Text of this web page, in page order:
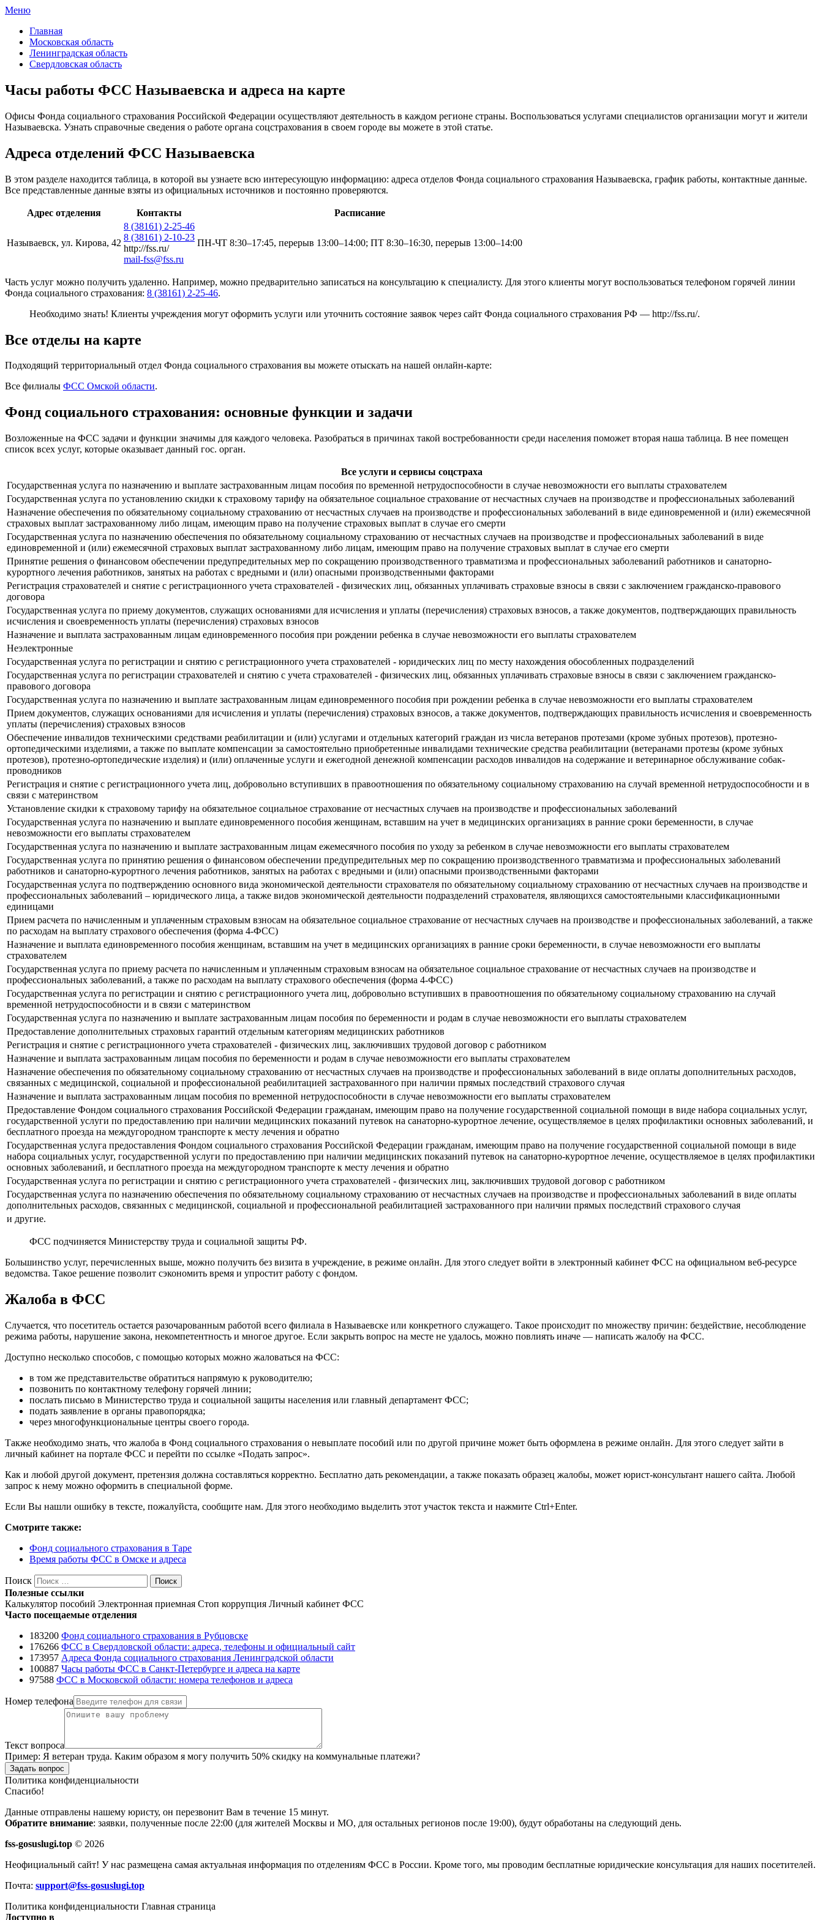
Меню
Главная
Московская область
Ленинградская область
Свердловская область
Часы работы ФСС Называевска и адреса на карте
Офисы Фонда социального страхования Российской Федерации осуществляют деятельность в каждом регионе страны. Воспользоваться услугами специалистов организации могут и жители
Называевска. Узнать справочные сведения о работе органа соцстрахования в своем городе вы можете в этой статье.
Адреса отделений ФСС Называевска
В этом разделе находится таблица, в которой вы узнаете всю интересующую информацию: адреса отделов Фонда социального страхования Называевска, график работы, контактные данные.
Все представленные данные взяты из официальных источников и постоянно проверяются.
Адрес отделения Контакты Расписание
Называевск, ул. Кирова, 42
8 (38161) 2-25-46
8 (38161) 2-10-23
http://fss.ru/
mail-fss@fss.ru
ПН-ЧТ 8:30–17:45, перерыв 13:00–14:00; ПТ 8:30–16:30, перерыв 13:00–14:00
Часть услуг можно получить удаленно. Например, можно предварительно записаться на консультацию к специалисту. Для этого клиенты могут воспользоваться телефоном горячей линии
Фонда социального страхования: 8 (38161) 2-25-46.
Необходимо знать! Клиенты учреждения могут оформить услуги или уточнить состояние заявок через сайт Фонда социального страхования РФ — http://fss.ru/.
Все отделы на карте
Подходящий территориальный отдел Фонда социального страхования вы можете отыскать на нашей онлайн-карте:
Все филиалы ФСС Омской области.
Фонд социального страхования: основные функции и задачи
Возложенные на ФСС задачи и функции значимы для каждого человека. Разобраться в причинах такой востребованности среди населения поможет вторая наша таблица. В нее помещен
список всех услуг, которые оказывает данный гос. орган.
Все услуги и сервисы соцстраха
Государственная услуга по назначению и выплате застрахованным лицам пособия по временной нетрудоспособности в случае невозможности его выплаты страхователем
Государственная услуга по установлению скидки к страховому тарифу на обязательное социальное страхование от несчастных случаев на производстве и профессиональных заболеваний
Назначение обеспечения по обязательному социальному страхованию от несчастных случаев на производстве и профессиональных заболеваний в виде единовременной и (или) ежемесячной
страховых выплат застрахованному либо лицам, имеющим право на получение страховых выплат в случае его смерти
Государственная услуга по назначению обеспечения по обязательному социальному страхованию от несчастных случаев на производстве и профессиональных заболеваний в виде
единовременной и (или) ежемесячной страховых выплат застрахованному либо лицам, имеющим право на получение страховых выплат в случае его смерти
Принятие решения о финансовом обеспечении предупредительных мер по сокращению производственного травматизма и профессиональных заболеваний работников и санаторно-
курортного лечения работников, занятых на работах с вредными и (или) опасными производственными факторами
Регистрация страхователей и снятие с регистрационного учета страхователей - физических лиц, обязанных уплачивать страховые взносы в связи с заключением гражданско-правового
договора
Государственная услуга по приему документов, служащих основаниями для исчисления и уплаты (перечисления) страховых взносов, а также документов, подтверждающих правильность
исчисления и своевременность уплаты (перечисления) страховых взносов
Назначение и выплата застрахованным лицам единовременного пособия при рождении ребенка в случае невозможности его выплаты страхователем
Неэлектронные
Государственная услуга по регистрации и снятию с регистрационного учета страхователей - юридических лиц по месту нахождения обособленных подразделений
Государственная услуга по регистрации страхователей и снятию с учета страхователей - физических лиц, обязанных уплачивать страховые взносы в связи с заключением гражданско-
правового договора
Государственная услуга по назначению и выплате застрахованным лицам единовременного пособия при рождении ребенка в случае невозможности его выплаты страхователем
Прием документов, служащих основаниями для исчисления и уплаты (перечисления) страховых взносов, а также документов, подтверждающих правильность исчисления и своевременность
уплаты (перечисления) страховых взносов
Обеспечение инвалидов техническими средствами реабилитации и (или) услугами и отдельных категорий граждан из числа ветеранов протезами (кроме зубных протезов), протезно-
ортопедическими изделиями, а также по выплате компенсации за самостоятельно приобретенные инвалидами технические средства реабилитации (ветеранами протезы (кроме зубных
протезов), протезно-ортопедические изделия) и (или) оплаченные услуги и ежегодной денежной компенсации расходов инвалидов на содержание и ветеринарное обслуживание собак-
проводников
Регистрация и снятие с регистрационного учета лиц, добровольно вступивших в правоотношения по обязательному социальному страхованию на случай временной нетрудоспособности и в
связи с материнством
Установление скидки к страховому тарифу на обязательное социальное страхование от несчастных случаев на производстве и профессиональных заболеваний
Государственная услуга по назначению и выплате единовременного пособия женщинам, вставшим на учет в медицинских организациях в ранние сроки беременности, в случае
невозможности его выплаты страхователем
Государственная услуга по назначению и выплате застрахованным лицам ежемесячного пособия по уходу за ребенком в случае невозможности его выплаты страхователем
Государственная услуга по принятию решения о финансовом обеспечении предупредительных мер по сокращению производственного травматизма и профессиональных заболеваний
работников и санаторно-курортного лечения работников, занятых на работах с вредными и (или) опасными производственными факторами
Государственная услуга по подтверждению основного вида экономической деятельности страхователя по обязательному социальному страхованию от несчастных случаев на производстве и
профессиональных заболеваний – юридического лица, а также видов экономической деятельности подразделений страхователя, являющихся самостоятельными классификационными
единицами
Прием расчета по начисленным и уплаченным страховым взносам на обязательное социальное страхование от несчастных случаев на производстве и профессиональных заболеваний, а также
по расходам на выплату страхового обеспечения (форма 4-ФСС)
Назначение и выплата единовременного пособия женщинам, вставшим на учет в медицинских организациях в ранние сроки беременности, в случае невозможности его выплаты
страхователем
Государственная услуга по приему расчета по начисленным и уплаченным страховым взносам на обязательное социальное страхование от несчастных случаев на производстве и
профессиональных заболеваний, а также по расходам на выплату страхового обеспечения (форма 4-ФСС)
Государственная услуга по регистрации и снятию с регистрационного учета лиц, добровольно вступивших в правоотношения по обязательному социальному страхованию на случай
временной нетрудоспособности и в связи с материнством
Государственная услуга по назначению и выплате застрахованным лицам пособия по беременности и родам в случае невозможности его выплаты страхователем
Предоставление дополнительных страховых гарантий отдельным категориям медицинских работников
Регистрация и снятие с регистрационного учета страхователей - физических лиц, заключивших трудовой договор с работником
Назначение и выплата застрахованным лицам пособия по беременности и родам в случае невозможности его выплаты страхователем
Назначение обеспечения по обязательному социальному страхованию от несчастных случаев на производстве и профессиональных заболеваний в виде оплаты дополнительных расходов,
связанных с медицинской, социальной и профессиональной реабилитацией застрахованного при наличии прямых последствий страхового случая
Назначение и выплата застрахованным лицам пособия по временной нетрудоспособности в случае невозможности его выплаты страхователем
Предоставление Фондом социального страхования Российской Федерации гражданам, имеющим право на получение государственной социальной помощи в виде набора социальных услуг,
государственной услуги по предоставлению при наличии медицинских показаний путевок на санаторно-курортное лечение, осуществляемое в целях профилактики основных заболеваний, и
бесплатного проезда на междугородном транспорте к месту лечения и обратно
Государственная услуга предоставления Фондом социального страхования Российской Федерации гражданам, имеющим право на получение государственной социальной помощи в виде
набора социальных услуг, государственной услуги по предоставлению при наличии медицинских показаний путевок на санаторно-курортное лечение, осуществляемое в целях профилактики
основных заболеваний, и бесплатного проезда на междугородном транспорте к месту лечения и обратно
Государственная услуга по регистрации и снятию с регистрационного учета страхователей - физических лиц, заключивших трудовой договор с работником
Государственная услуга по назначению обеспечения по обязательному социальному страхованию от несчастных случаев на производстве и профессиональных заболеваний в виде оплаты
дополнительных расходов, связанных с медицинской, социальной и профессиональной реабилитацией застрахованного при наличии прямых последствий страхового случая
и другие.
ФСС подчиняется Министерству труда и социальной защиты РФ.
Большинство услуг, перечисленных выше, можно получить без визита в учреждение, в режиме онлайн. Для этого следует войти в электронный кабинет ФСС на официальном веб-ресурсе
ведомства. Такое решение позволит сэкономить время и упростит работу с фондом.
Жалоба в ФСС
Случается, что посетитель остается разочарованным работой всего филиала в Называевске или конкретного служащего. Такое происходит по множеству причин: бездействие, несоблюдение
режима работы, нарушение закона, некомпетентность и многое другое. Если закрыть вопрос на месте не удалось, можно повлиять иначе — написать жалобу на ФСС.
Доступно несколько способов, с помощью которых можно жаловаться на ФСС:
в том же представительстве обратиться напрямую к руководителю;
позвонить по контактному телефону горячей линии;
послать письмо в Министерство труда и социальной защиты населения или главный департамент ФСС;
подать заявление в органы правопорядка;
через многофункциональные центры своего города.
Также необходимо знать, что жалоба в Фонд социального страхования о невыплате пособий или по другой причине может быть оформлена в режиме онлайн. Для этого следует зайти в
личный кабинет на портале ФСС и перейти по ссылке «Подать запрос».
Как и любой другой документ, претензия должна составляться корректно. Бесплатно дать рекомендации, а также показать образец жалобы, может юрист-консультант нашего сайта. Любой
запрос к нему можно оформить в специальной форме.
Если Вы нашли ошибку в тексте, пожалуйста, сообщите нам. Для этого необходимо выделить этот участок текста и нажмите Ctrl+Enter.
Смотрите также:
Фонд социального страхования в Таре
Время работы ФСС в Омске и адреса
Поиск Поиск
Полезные ссылки
Калькулятор пособий Электронная приемная Стоп коррупция Личный кабинет ФСС
Часто посещаемые отделения
183200 Фонд социального страхования в Рубцовске
176266 ФСС в Свердловской области: адреса, телефоны и официальный сайт
173957 Адреса Фонда социального страхования Ленинградской области
100887 Часы работы ФСС в Санкт-Петербурге и адреса на карте
97588 ФСС в Московской области: номера телефонов и адреса
Номер телефона
Текст вопроса
Пример: Я ветеран труда. Каким образом я могу получить 50% скидку на коммунальные платежи?
Задать вопрос
Политика конфиденциальности
Спасибо!
Данные отправлены нашему юристу, он перезвонит Вам в течение 15 минут.
Обратите внимание: заявки, полученные после 22:00 (для жителей Москвы и МО, для остальных регионов после 19:00), будут обработаны на следующий день.
fss-gosuslugi.top © 2026
Неофициальный сайт! У нас размещена самая актуальная информация по отделениям ФСС в России. Кроме того, мы проводим бесплатные юридические консультация для наших посетителей.
Почта: support@fss-gosuslugi.top
Политика конфиденциальности Главная страница
Доступно в